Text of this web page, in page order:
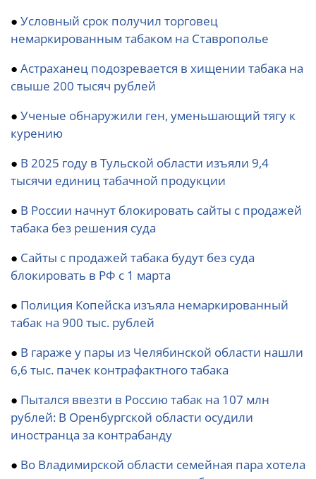
● Условный срок получил торговец
немаркированным табаком на Ставрополье
● Астраханец подозревается в хищении табака на
свыше 200 тысяч рублей
● Ученые обнаружили ген, уменьшающий тягу к
курению
● В 2025 году в Тульской области изъяли 9,4
тысячи единиц табачной продукции
● В России начнут блокировать сайты с продажей
табака без решения суда
● Сайты с продажей табака будут без суда
блокировать в РФ с 1 марта
● Полиция Копейска изъяла немаркированный
табак на 900 тыс. рублей
● В гараже у пары из Челябинской области нашли
6,6 тыс. пачек контрафактного табака
● Пытался ввезти в Россию табак на 107 млн
рублей: В Оренбургской области осудили
иностранца за контрабанду
● Во Владимирской области семейная пара хотела